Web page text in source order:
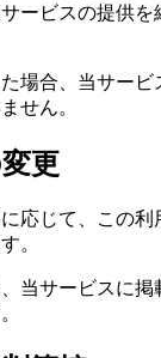
ービスの提供を
場合、当サービ
せん。
更
応じて、この利
。
当サービスに掲